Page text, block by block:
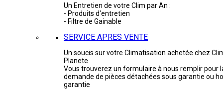
Un Entretien de votre Clim par An :
- Produits d'entretien
- Filtre de Gainable
SERVICE APRES VENTE
Un soucis sur votre Climatisation achetée chez
Planete
Vous trouverez un formulaire à nous remplir pour
demande de pièces détachées sous garantie ou
garantie